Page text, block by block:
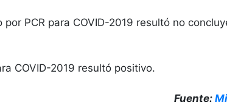
PCR para COVID-2019 resultó no
COVID-2019 resultó positivo.
Fuente: